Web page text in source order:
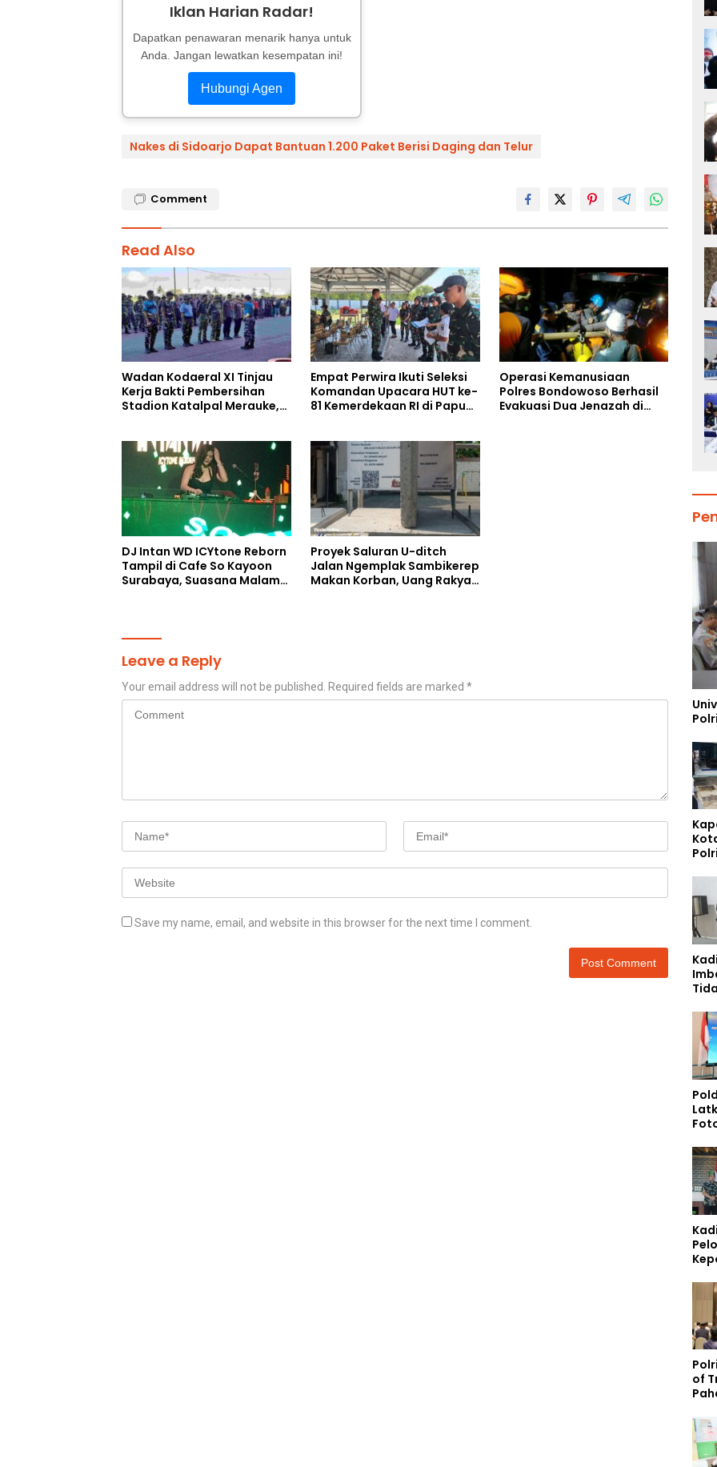
Iklan Harian Radar!
Dapatkan penawaran menarik hanya untuk
Anda. Jangan lewatkan kesempatan ini!
Hubungi Agen
Nakes di Sidoarjo Dapat Bantuan 1.200 Paket Berisi Daging dan Telur
Comment
Read Also
Wadan Kodaeral XI Tinjau
Kerja Bakti Pembersihan
Stadion Katalpal Merauke,
Empat Perwira Ikuti Seleksi
Komandan Upacara HUT ke-
81 Kemerdekaan RI di Papua
Operasi Kemanusiaan
Polres Bondowoso Berhasil
Evakuasi Dua Jenazah di
DJ Intan WD ICYtone Reborn
Tampil di Cafe So Kayoon
Surabaya, Suasana Malam
Proyek Saluran U-ditch
Jalan Ngemplak Sambikerep
Makan Korban, Uang Rakyat
Leave a Reply
Your email address will not be published. Required fields are marked *
Save my name, email, and website in this browser for the next time I comment.
of